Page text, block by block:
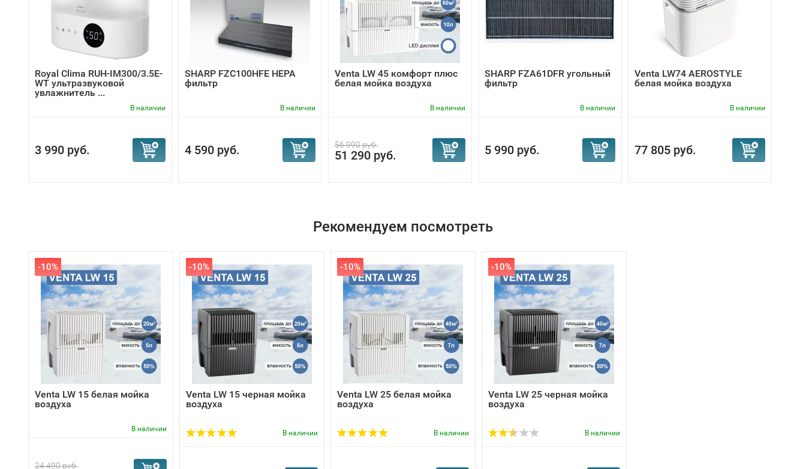
Royal Clima RUH-IM300/3.5E-
WT ультразвуковой
увлажнитель ...
В наличии
3 990 руб.
SHARP FZC100HFE HEPA
фильтр
В наличии
4 590 руб.
Venta LW 45 комфорт плюс
белая мойка воздуха
В наличии
56 990 руб.
51 290 руб.
SHARP FZA61DFR угольный
фильтр
В наличии
5 990 руб.
Venta LW74 AEROSTYLE
белая мойка воздуха
В наличии
77 805 руб.
Рекомендуем посмотреть
-10%
Venta LW 15 белая мойка
воздуха
В наличии
24 490 руб.
-10%
Venta LW 15 черная мойка
воздуха
В наличии
-10%
Venta LW 25 белая мойка
воздуха
В наличии
-10%
Venta LW 25 черная мойка
воздуха
В наличии